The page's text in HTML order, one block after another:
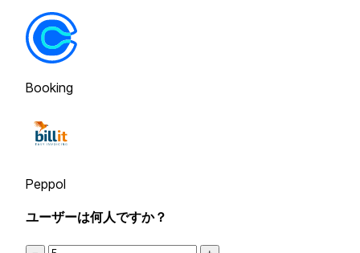
Booking
Peppol
ユーザーは何人ですか？